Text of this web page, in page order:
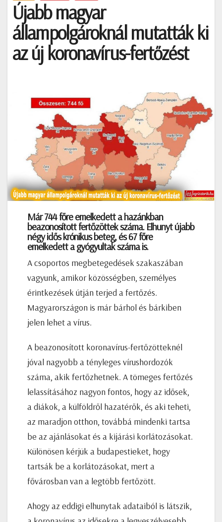
Újabb magyar
állampolgároknál mutatták ki
az új koronavírus-fertőzést
Már 744 főre emelkedett a hazánkban
beazonosított fertőzöttek száma. Elhunyt újabb
négy idős krónikus beteg, és 67 főre
emelkedett a gyógyultak száma is.
A csoportos megbetegedések szakaszában
vagyunk, amikor közösségben, személyes
érintkezések útján terjed a fertőzés.
Magyarországon is már bárhol és bárkiben
jelen lehet a vírus.
A beazonosított koronavírus-fertőzötteknél
jóval nagyobb a tényleges vírushordozók
száma, akik fertőzhetnek. A tömeges fertőzés
lelassításához nagyon fontos, hogy az idősek,
a diákok, a külföldről hazatérők, és aki teheti,
az maradjon otthon, továbbá mindenki tartsa
be az ajánlásokat és a kijárási korlátozásokat.
Különösen kérjük a budapestieket, hogy
tartsák be a korlátozásokat, mert a
fővárosban van a legtöbb fertőzött.
Ahogy az eddigi elhunytak adataiból is látszik,